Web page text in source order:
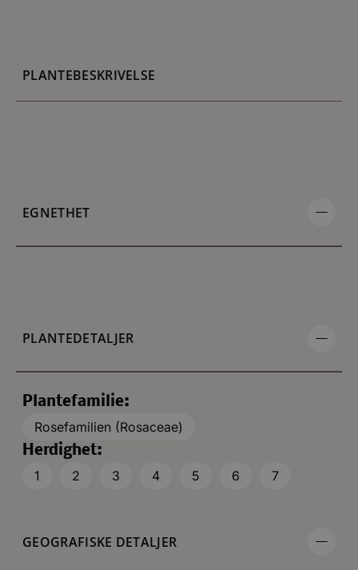
PLANTEBESKRIVELSE
EGNETHET
PLANTEDETALJER
Plantefamilie:
Rosefamilien (Rosaceae)
Herdighet:
1
2 3 4 5 6 7
GEOGRAFISKE DETALJER